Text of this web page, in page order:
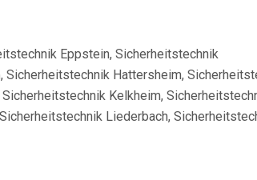
Eppstein, Sicherheitstechnik
Sicherheitstechnik Hattersheim,
Kelkheim,
Liederbach,